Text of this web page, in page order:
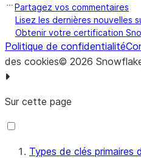
Partagez vos commentaires
Lisez les dernières nouvelles
Obtenir votre certification
Politique de confidentialité
des cookies© 2026
Sur cette page
Types de clés primaires